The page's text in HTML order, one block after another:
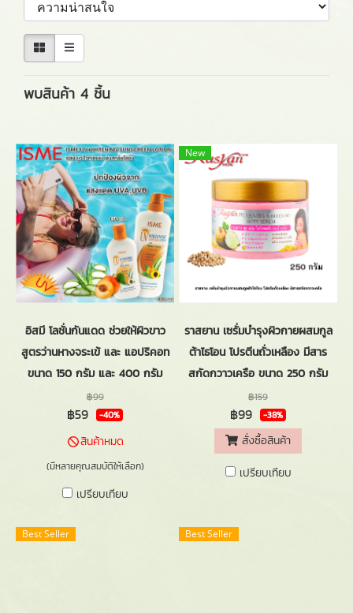
พบสินค้า 4 ชิ้น
อิสมี โลชั่นกันแดด ช่วยให้ผิวขาว
สูตรว่านหางจระเข้ และ แอปริคอท
ขนาด 150 กรัม และ 400 กรัม
฿99
฿59 -40%
สินค้าหมด
(มีหลายคุณสมบัติให้เลือก)
เปรียบเทียบ
New
ราสยาน เซรั่มบำรุงผิวกายผสมกูล
ต้าไธโอน โปรตีนถั่วเหลือง มีสาร
สกัดกวาวเครือ ขนาด 250 กรัม
฿159
฿99 -38%
สั่งซื้อสินค้า
เปรียบเทียบ
Best Seller Best Seller